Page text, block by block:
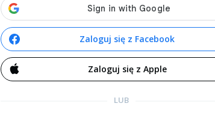
Zaloguj się z Facebook
Zaloguj się z Apple
LUB